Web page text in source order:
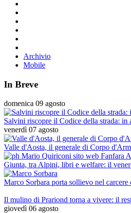
Archivio
Mobile
In Breve
domenica 09 agosto
Salvini riscopre il Codice della strada: in
venerdì 07 agosto
Valle d'Aosta, il generale di Corpo
Giunta, tra Alpini, libri e welfare: il
Marco Sorbara porta sollievo nel
Il mulino di Prariond torna a vivere: il
giovedì 06 agosto